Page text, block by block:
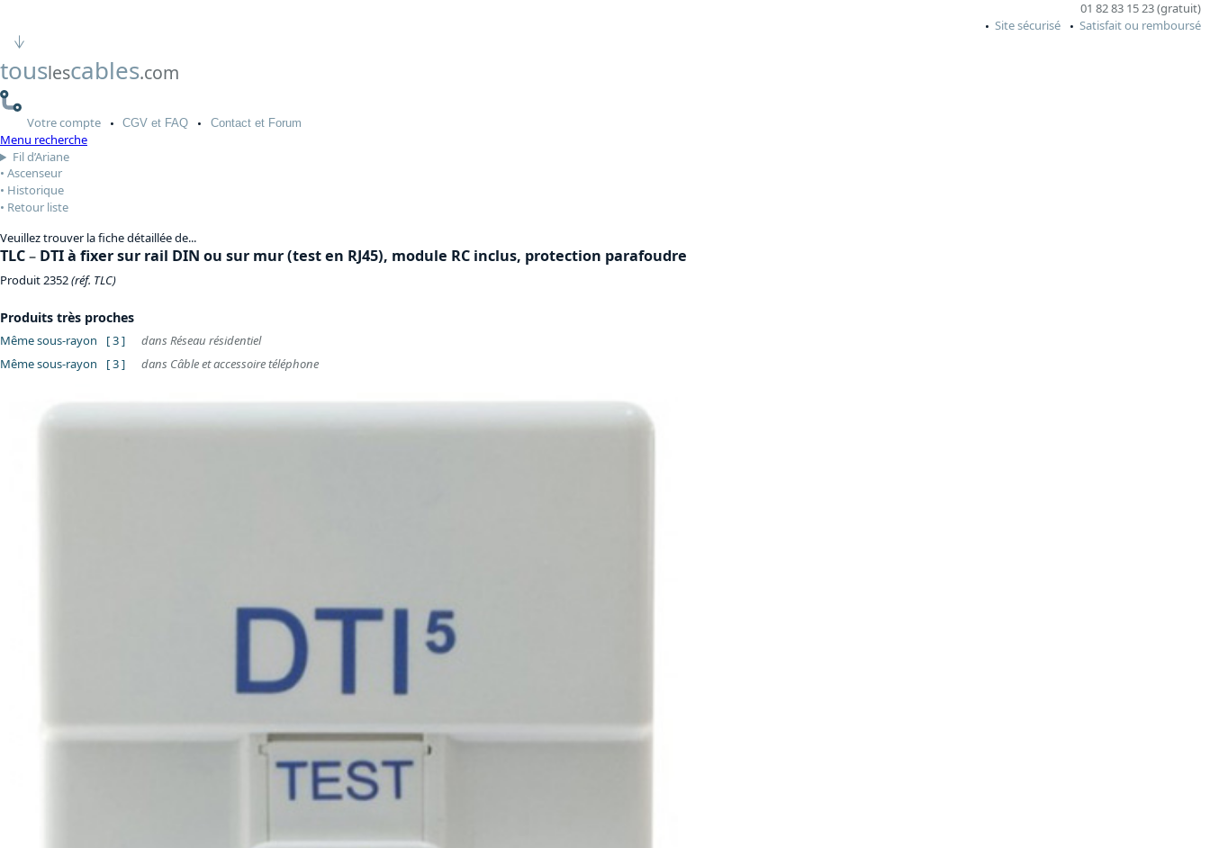
01 82 83 15 23 (gratuit)
Site sécurisé
Satisfait ou remboursé
touslescables.com
Votrecompte CGV et FAQ Contactet Forum
Menu recherche
Fil d’Ariane
Ascenseur
Historique
Retour liste
Veuillez trouver la fiche détaillée de...
TLC– DTI à fixer sur rail DIN ou sur mur (test en RJ45), module RC inclus, protection parafoudre
Produit 2352(réf. TLC)
Produits très proches
Même sous-rayon [ 3 ]
dans Réseau résidentiel
Même sous-rayon
[ 3 ] dans Câble et accessoire téléphone